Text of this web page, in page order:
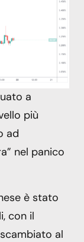
a
più
ad
nel panico
è stato
con il
al